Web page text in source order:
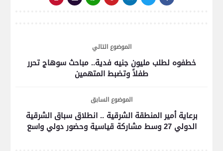
الموضوع التالي
خطفوه لطلب مليون جنيه فدية.. مباحث سوهاج تحرر
طفلاً وتضبط المتهمين
الموضوع السابق
برعاية أمير المنطقة الشرقية .. انطلاق سباق الشرقية
الدولي 27 وسط مشاركة قياسية وحضور دولي واسع